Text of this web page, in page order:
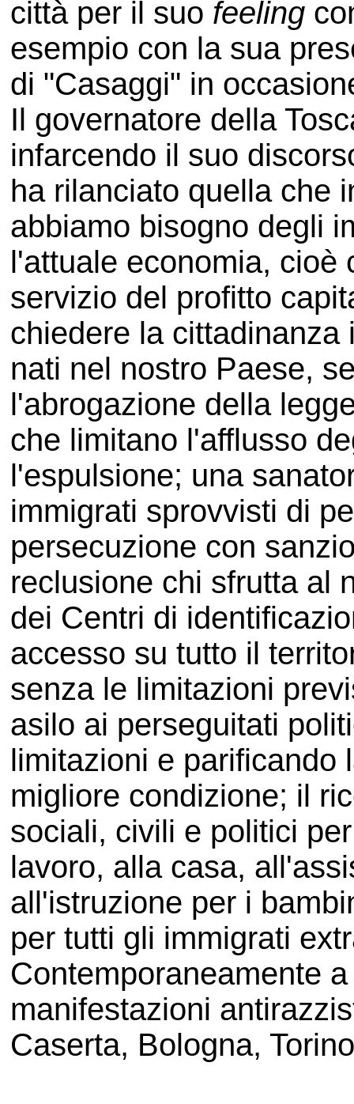
città per il suo feeling
esempio con la sua
di "Casaggi" in
Il governatore della
infarcendo il suo
ha rilanciato quella che
abbiamo bisogno degli
l'attuale economia, cioè
servizio del profitto
chiedere la
nati nel nostro Paese,
l'abrogazione della
che limitano l'afflusso
l'espulsione; una
immigrati sprovvisti di
persecuzione con
reclusione chi sfrutta al
dei Centri di
accesso su tutto il
senza le limitazioni
asilo ai perseguitati
limitazioni e parificando
migliore condizione; il
sociali, civili e politici
lavoro, alla casa,
all'istruzione per i
per tutti gli immigrati
Contemporaneamente
manifestazioni
Caserta, Bologna,